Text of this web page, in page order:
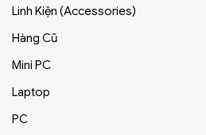
Linh Kiện (Accessories)
Hàng Cũ
Mini PC
Laptop
PC